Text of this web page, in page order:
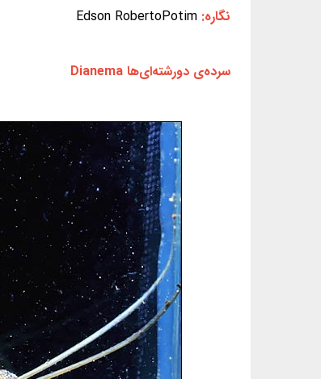
نگاره: Edson RobertoPotim
سرده‌ی دورشته‌ای‌ها Dianema